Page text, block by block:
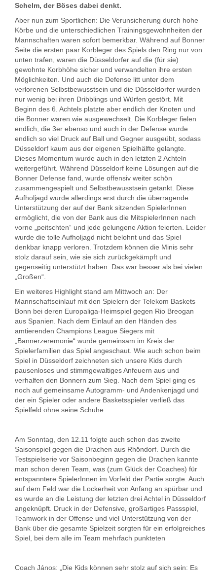
Schelm, der Böses dabei denkt.
Aber nun zum Sportlichen: Die Verunsicherung durch hohe
Körbe und die unterschiedlichen Trainingsgewohnheiten der
Mannschaften waren sofort bemerkbar. Während auf Bonner
Seite die ersten paar Korbleger des Spiels den Ring nur von
unten trafen, waren die Düsseldorfer auf die (für sie)
gewohnte Korbhöhe sicher und verwandelten ihre ersten
Möglichkeiten. Und auch die Defense litt unter dem
verlorenen Selbstbewusstsein und die Düsseldorfer wurden
nur wenig bei ihren Dribblings und Würfen gestört. Mit
Beginn des 6. Achtels platzte aber endlich der Knoten und
die Bonner waren wie ausgewechselt. Die Korbleger fielen
endlich, die 3er ebenso und auch in der Defense wurde
endlich so viel Druck auf Ball und Gegner ausgeübt, sodass
Düsseldorf kaum aus der eigenen Spielhälfte gelangte.
Dieses Momentum wurde auch in den letzten 2 Achteln
weitergeführt. Während Düsseldorf keine Lösungen auf die
Bonner Defense fand, wurde offensiv weiter schön
zusammengespielt und Selbstbewusstsein getankt. Diese
Aufholjagd wurde allerdings erst durch die überragende
Unterstützung der auf der Bank sitzenden SpielerInnen
ermöglicht, die von der Bank aus die MitspielerInnen nach
vorne „peitschten“ und jede gelungene Aktion feierten. Leider
wurde die tolle Aufholjagd nicht belohnt und das Spiel
denkbar knapp verloren. Trotzdem können die Minis sehr
stolz darauf sein, wie sie sich zurückgekämpft und
gegenseitig unterstützt haben. Das war besser als bei vielen
„Großen“.
Ein weiteres Highlight stand am Mittwoch an: Der
Mannschaftseinlauf mit den Spielern der Telekom Baskets
Bonn bei deren Europaliga-Heimspiel gegen Rio Breogan
aus Spanien. Nach dem Einlauf an den Händen des
amtierenden Champions League Siegers mit
„Bannerzeremonie“ wurde gemeinsam im Kreis der
Spielerfamilien das Spiel angeschaut. Wie auch schon beim
Spiel in Düsseldorf zeichneten sich unsere Kids durch
pausenloses und stimmgewaltiges Anfeuern aus und
verhalfen den Bonnern zum Sieg. Nach dem Spiel ging es
noch auf gemeinsame Autogramm- und Andenkenjagd und
der ein Spieler oder andere Basketsspieler verließ das
Spielfeld ohne seine Schuhe…
Am Sonntag, den 12.11 folgte auch schon das zweite
Saisonspiel gegen die Drachen aus Rhöndorf. Durch die
Testspielserie vor Saisonbeginn gegen die Drachen kannte
man schon deren Team, was (zum Glück der Coaches) für
entspanntere SpielerInnen im Vorfeld der Partie sorgte. Auch
auf dem Feld war die Lockerheit von Anfang an spürbar und
es wurde an die Leistung der letzten drei Achtel in Düsseldorf
angeknüpft. Druck in der Defensive, großartiges Passspiel,
Teamwork in der Offense und viel Unterstützung von der
Bank über die gesamte Spielzeit sorgten für ein erfolgreiches
Spiel, bei dem alle im Team mehrfach punkteten
Coach János: „Die Kids können sehr stolz auf sich sein: Es